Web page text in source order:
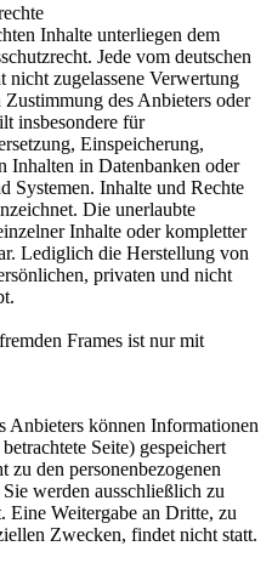
Inhalte unterliegen dem
Jede vom deutschen
nicht zugelassene Verwertung
des Anbieters oder
insbesondere für
Einspeicherung,
Inhalten in Datenbanken oder
Systemen. Inhalte und Rechte
Die unerlaubte
Inhalte oder kompletter
Lediglich die Herstellung von
privaten und nicht
Frames ist nur mit
Anbieters können Informationen
Seite) gespeichert
zu den personenbezogenen
werden ausschließlich zu
Eine Weitergabe an Dritte, zu
Zwecken, findet nicht statt.